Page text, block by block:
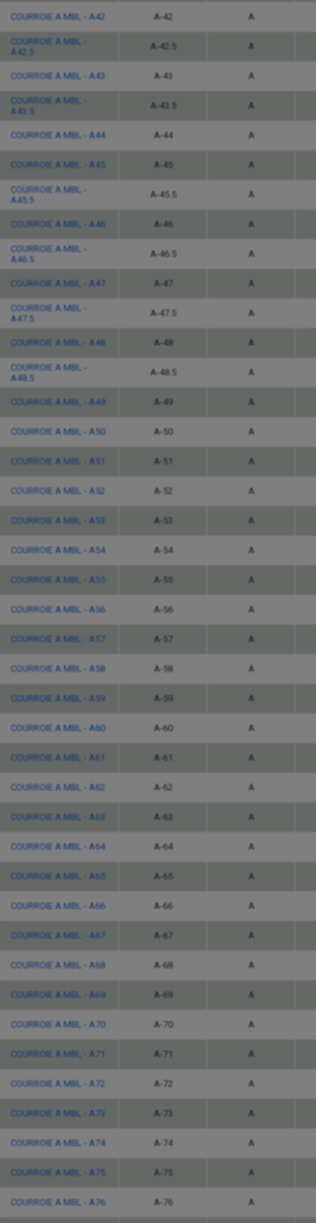
COURROIE A MBL - A42 A-42 A
COURROIE A MBL -
A42.5
A-42.5 A
COURROIE A MBL - A43 A-43 A
COURROIE A MBL -
A43.5
A-43.5 A
COURROIE A MBL - A44 A-44 A
COURROIE A MBL - A45 A-45 A
COURROIE A MBL -
A45.5
A-45.5 A
COURROIE A MBL - A46 A-46 A
COURROIE A MBL -
A46.5
A-46.5 A
COURROIE A MBL - A47 A-47 A
COURROIE A MBL -
A47.5
A-47.5 A
COURROIE A MBL - A48 A-48 A
COURROIE A MBL -
A48.5
A-48.5 A
COURROIE A MBL - A49 A-49 A
COURROIE A MBL - A50 A-50 A
COURROIE A MBL - A51 A-51 A
COURROIE A MBL - A52 A-52 A
COURROIE A MBL - A53 A-53 A
COURROIE A MBL - A54 A-54 A
COURROIE A MBL - A55 A-55 A
COURROIE A MBL - A56 A-56 A
COURROIE A MBL - A57 A-57 A
COURROIE A MBL - A58 A-58 A
COURROIE A MBL - A59 A-59 A
COURROIE A MBL - A60 A-60 A
COURROIE A MBL - A61 A-61 A
COURROIE A MBL - A62 A-62 A
COURROIE A MBL - A63 A-63 A
COURROIE A MBL - A64 A-64 A
COURROIE A MBL - A65 A-65 A
COURROIE A MBL - A66 A-66 A
COURROIE A MBL - A67 A-67 A
COURROIE A MBL - A68 A-68 A
COURROIE A MBL - A69 A-69 A
COURROIE A MBL - A70 A-70 A
COURROIE A MBL - A71 A-71 A
COURROIE A MBL - A72 A-72 A
COURROIE A MBL - A73 A-73 A
COURROIE A MBL - A74 A-74 A
COURROIE A MBL - A75 A-75 A
COURROIE A MBL - A76 A-76 A